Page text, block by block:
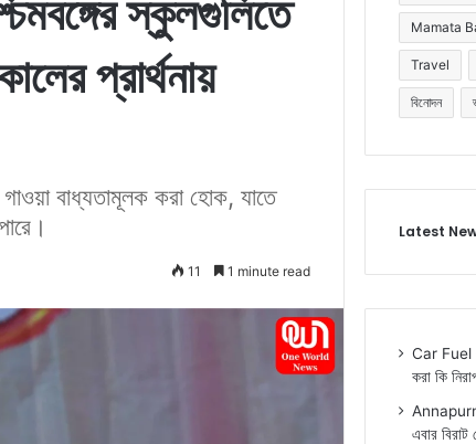
স্কুলগুলিতে
প্রার্থনায়
বাধ্যতামূলক করা হোক, যাতে
11 1 minute read
Mamata
Travel
বিনোদন
Latest
Car Fuel
করা কি
এবার বিরাট